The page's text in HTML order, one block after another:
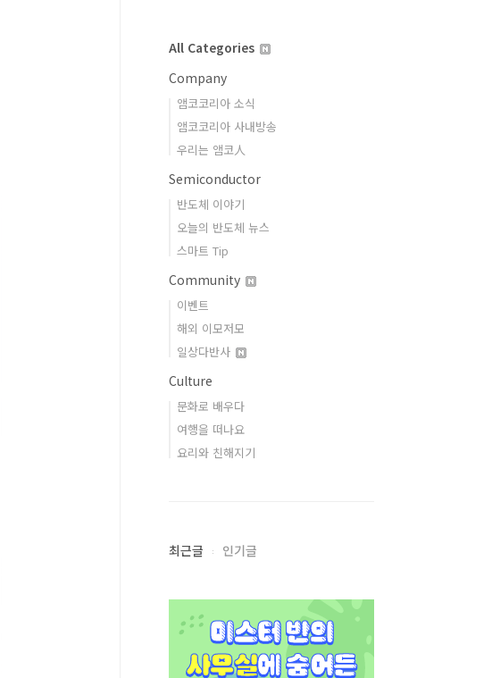
All Categories
Company
앰코코리아 소식
앰코코리아 사내방송
우리는 앰코人
Semiconductor
반도체 이야기
오늘의 반도체 뉴스
스마트 Tip
Community
이벤트
해외 이모저모
일상다반사
Culture
문화로 배우다
여행을 떠나요
요리와 친해지기
최근글 인기글